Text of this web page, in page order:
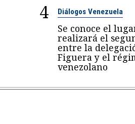
4 Diálogos Venezuela
Se conoce el
realizará el
entre la
Figuera y el
venezolano